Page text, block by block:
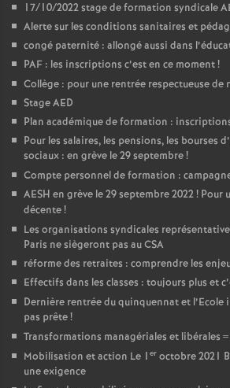
17/10/2022 stage de formation syndicale
Alerte sur les conditions sanitaires et
congé paternité : allongé aussi dans
PAF : les inscriptions c’est en ce moment!
Collège : pour une rentrée respectueuse de
Stage AED
Plan académique de formation :
Pour les salaires, les pensions, les bourses
sociaux : en grève le 29 septembre!
Compte personnel de formation :
AESH en grève le 29 septembre 2022! Pour
décente!
Les organisations syndicales
Paris ne siègeront pas au CSA
réforme des retraites : comprendre les
Effectifs dans les classes : toujours plus et
Dernière rentrée du quinquennat et l’Ecole
pas prête!
Transformations managériales et libérales =
Mobilisation et action Le 1 er octobre 2021
une exigence